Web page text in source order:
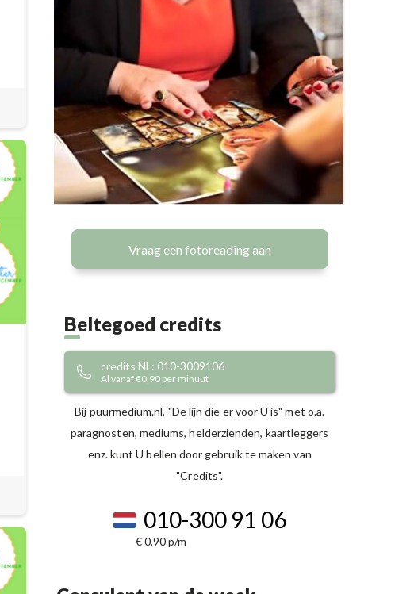
Vraag een fotoreading aan
Beltegoed credits
credits NL: 010-3009106
Al vanaf €0,90 per minuut
Bij puurmedium.nl, "De lijn die er voor U is" met o.a.
paragnosten, mediums, helderzienden, kaartleggers
enz. kunt U bellen door gebruik te maken van
"Credits".
010-300 91 06
€ 0,90 p/m